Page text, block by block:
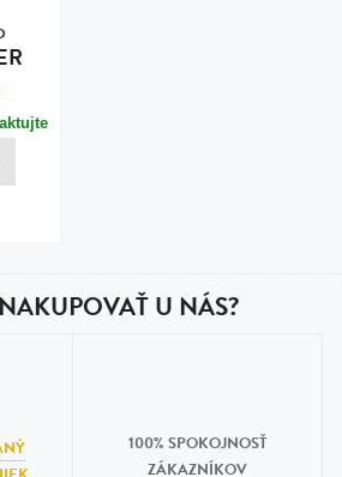
U NÁS?
100% SPOKOJNOSŤ
ZÁKAZNÍKOV